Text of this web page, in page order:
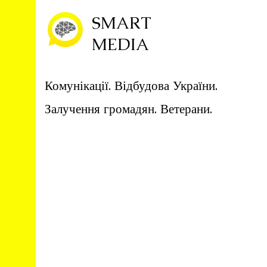
SMART
MEDIA
Комунікації. Відбудова України.
Залучення громадян. Ветерани.